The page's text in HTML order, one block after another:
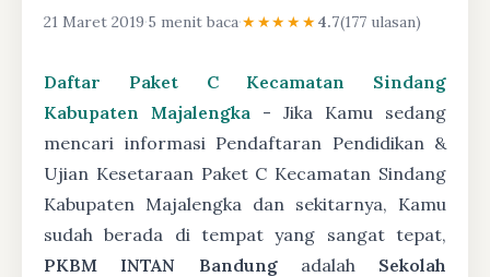
21 Maret 2019·5 menit baca·★★★★★4.7(177 ulasan)
Daftar Paket C Kecamatan Sindang
Kabupaten Majalengka - Jika Kamu sedang
mencari informasi Pendaftaran Pendidikan &
Ujian Kesetaraan Paket C Kecamatan Sindang
Kabupaten Majalengka dan sekitarnya, Kamu
sudah berada di tempat yang sangat tepat,
PKBM INTAN Bandungadalah Sekolah